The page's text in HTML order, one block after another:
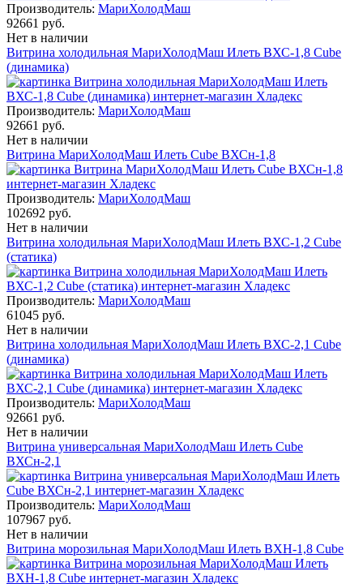
Производитель: МариХолодМаш
92661 руб.
Нет в наличии
Витрина холодильная МариХолодМаш Илеть ВХС-1,8 Cube
(динамика)
Производитель: МариХолодМаш
92661 руб.
Нет в наличии
Витрина МариХолодМаш Илеть Cube ВХСн-1,8
Производитель: МариХолодМаш
102692 руб.
Нет в наличии
Витрина холодильная МариХолодМаш Илеть ВХС-1,2 Cube
(статика)
Производитель: МариХолодМаш
61045 руб.
Нет в наличии
Витрина холодильная МариХолодМаш Илеть ВХС-2,1 Cube
(динамика)
Производитель: МариХолодМаш
92661 руб.
Нет в наличии
Витрина универсальная МариХолодМаш Илеть Cube
ВХСн-2,1
Производитель: МариХолодМаш
107967 руб.
Нет в наличии
Витрина морозильная МариХолодМаш Илеть ВХН-1,8 Cube